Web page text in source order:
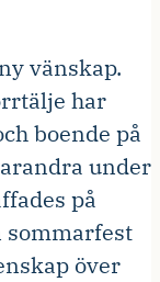
vänskap.
har
boende på
under
på
sommarfest
över